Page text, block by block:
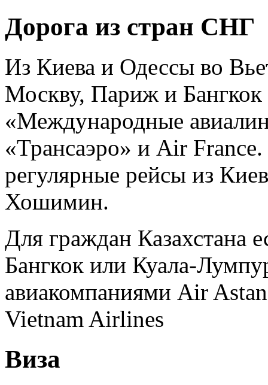
Дорога из стран СНГ
Из Киева и Одессы во
Москву, Париж и
«Международные
«Трансаэро» и Air
регулярные рейсы из
Хошимин.
Для граждан Казахстана
Бангкок или Куала-
авиакомпаниями Air
Vietnam Airlines
Виза